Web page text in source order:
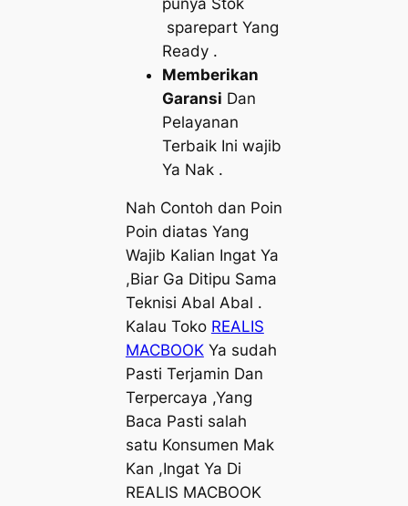
sparepart Yang
Ready .
Memberikan
Garansi Dan
Pelayanan
Terbaik Ini wajib
Ya Nak .
Nah Contoh dan Poin
Poin diatas Yang
Wajib Kalian Ingat Ya
,Biar Ga Ditipu Sama
Teknisi Abal Abal .
Kalau Toko REALIS
MACBOOKYa sudah
Pasti Terjamin Dan
Terpercaya ,Yang
Baca Pasti salah
satu Konsumen Mak
Kan ,Ingat Ya Di
REALIS MACBOOK